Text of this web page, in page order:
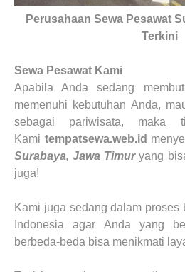
Perusahaan Sewa Pesawat
Terkini
Sewa Pesawat Kami
Apabila Anda sedang
memenuhi kebutuhan Anda,
sebagai pariwisata, maka
Kami tempatsewa.web.id
Surabaya, Jawa Timur yang
juga!
Kami juga sedang dalam proses
Indonesia agar Anda yang
berbeda-beda bisa menikmati